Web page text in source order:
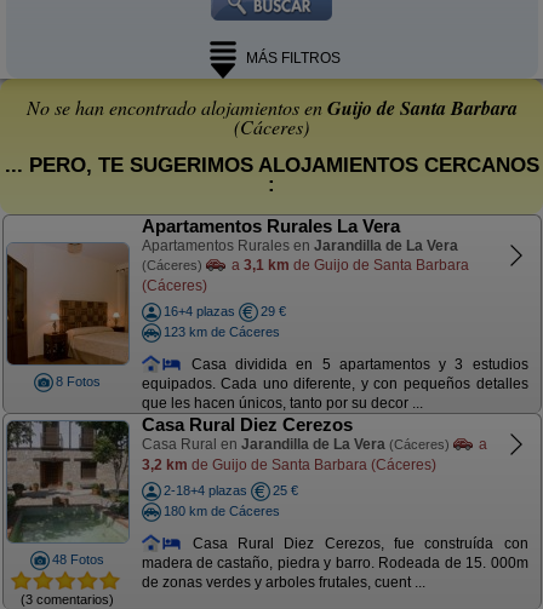
MÁS FILTROS
No se han encontrado alojamientos enGuijo de Santa Barbara
(Cáceres)
... PERO, TE SUGERIMOS ALOJAMIENTOS CERCANOS
:
8 Fotos
Apartamentos Rurales La Vera
Apartamentos Rurales en Jarandilla de La Vera
(Cáceres) a 3,1 km de Guijo de Santa Barbara
(Cáceres)
16+4 plazas
29 €
123 km de Cáceres
Casa dividida en 5 apartamentos y 3 estudios
equipados. Cada uno diferente, y con pequeños detalles
que les hacen únicos, tanto por su decor ...
48 Fotos
(3 comentarios)
Casa Rural Diez Cerezos
Casa Rural en Jarandilla de La Vera (Cáceres)
a
3,2 km de Guijo de Santa Barbara (Cáceres)
2-18+4 plazas
25 €
180 km de Cáceres
Casa Rural Diez Cerezos, fue construída con
madera de castaño, piedra y barro. Rodeada de 15. 000m
de zonas verdes y arboles frutales, cuent ...